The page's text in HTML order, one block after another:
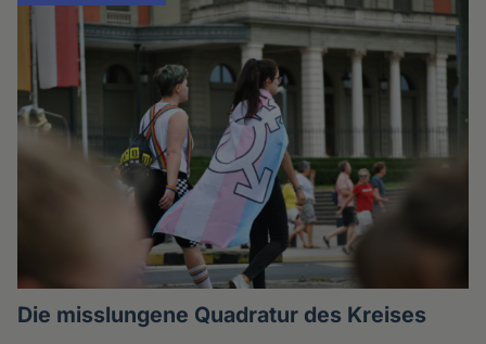
Die misslungene Quadratur des Kreises